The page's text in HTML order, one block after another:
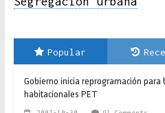
Popular
Gobierno inicia reprogramación
habitacionales PET